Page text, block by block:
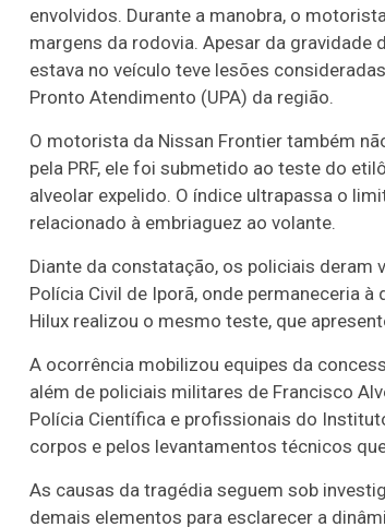
envolvidos. Durante a manobra, o
margens da rodovia. Apesar da
estava no veículo teve lesões
Pronto Atendimento (UPA) da região.
O motorista da Nissan Frontier também
pela PRF, ele foi submetido ao teste do
alveolar expelido. O índice ultrapassa o
relacionado à embriaguez ao volante.
Diante da constatação, os policiais deram
Polícia Civil de Iporã, onde permaneceria
Hilux realizou o mesmo teste, que
A ocorrência mobilizou equipes da
além de policiais militares de Francisco
Polícia Científica e profissionais do
corpos e pelos levantamentos técnicos
As causas da tragédia seguem sob
demais elementos para esclarecer a